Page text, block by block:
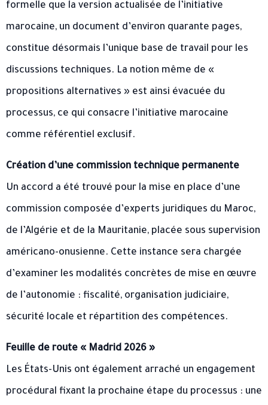
formelle que la version actualisée de l’initiative
marocaine, un document d’environ quarante pages,
constitue désormais l’unique base de travail pour les
discussions techniques. La notion même de «
propositions alternatives » est ainsi évacuée du
processus, ce qui consacre l’initiative marocaine
comme référentiel exclusif.
Création d’une commission technique permanente
Un accord a été trouvé pour la mise en place d’une
commission composée d’experts juridiques du Maroc,
de l’Algérie et de la Mauritanie, placée sous supervision
américano-onusienne. Cette instance sera chargée
d’examiner les modalités concrètes de mise en œuvre
de l’autonomie : fiscalité, organisation judiciaire,
sécurité locale et répartition des compétences.
Feuille de route « Madrid 2026 »
Les États-Unis ont également arraché un engagement
procédural fixant la prochaine étape du processus : une